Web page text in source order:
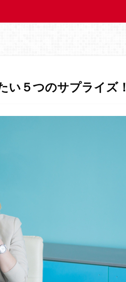
い５つのサプライズ！